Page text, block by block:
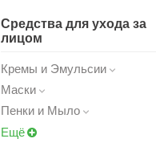
Средства для ухода за
лицом
Кремы и Эмульсии
Маски
Пенки и Мыло
Ещё